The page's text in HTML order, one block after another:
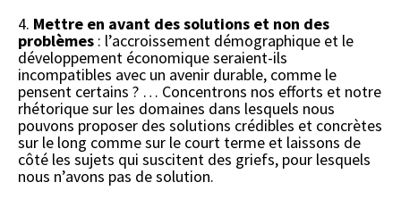
4. Mettre en avant des solutions et non des
problèmes : l’accroissement démographique et le
développement économique seraient-ils
incompatibles avec un avenir durable, comme le
pensent certains ? … Concentrons nos efforts et notre
rhétorique sur les domaines dans lesquels nous
pouvons proposer des solutions crédibles et concrètes
sur le long comme sur le court terme et laissons de
côté les sujets qui suscitent des griefs, pour lesquels
nous n’avons pas de solution.